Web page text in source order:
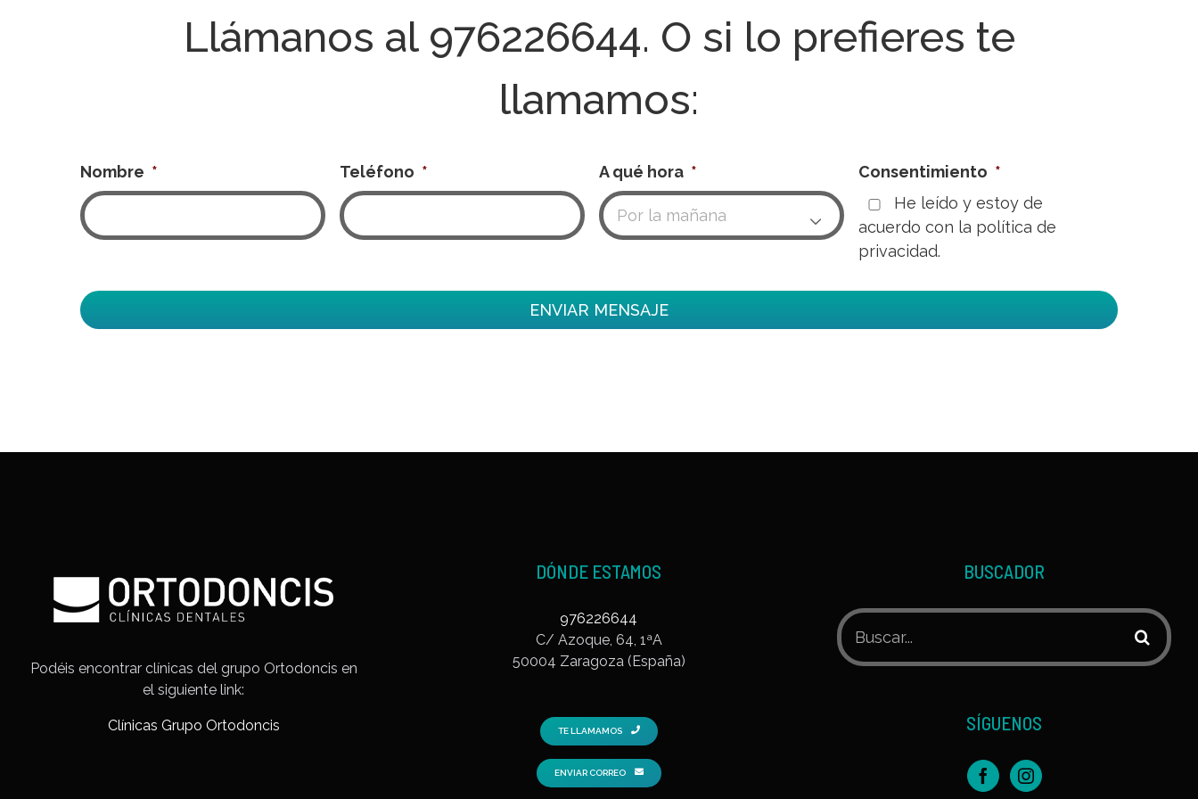
Llámanos al 976226644. O si lo prefieres te
llamamos:
Nombre * Teléfono * A qué hora *

Consentimiento *
He leído y estoy de
acuerdo con la política de
privacidad.
Podéis encontrar clínicas del grupo Ortodoncis en
el siguiente link:
Clínicas Grupo Ortodoncis
DÓNDE ESTAMOS
976226644
C/ Azoque, 64, 1ªA
50004 Zaragoza (España)
TE LLAMAMOS
ENVIAR CORREO
BUSCADOR
Buscar:
SÍGUENOS